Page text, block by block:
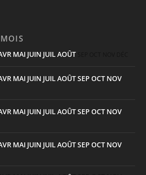
MAI JUIN JUIL AOÛT
MAI JUIN JUIL AOÛTSEP OCT NOV
MAI JUIN JUIL AOÛTSEP OCT NOV
MAI JUIN JUIL AOÛTSEP OCT NOV